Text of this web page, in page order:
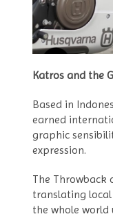
Katros and the
Based in
earned
graphic
expression.
The
translating
the whole world